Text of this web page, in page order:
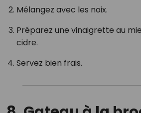
Mélangez avec les noix.
Préparez une vinaigrette au
cidre.
Servez bien frais.